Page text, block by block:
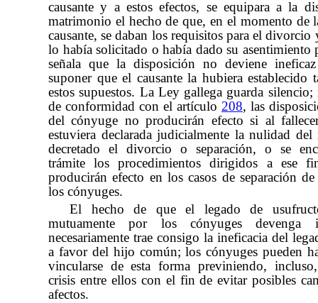
causante y a estos efectos, se equipara a la
matrimonio el hecho de que, en el momento de
causante, se daban los requisitos para el divorcio
lo había solicitado o había dado su asentimiento
señala que la disposición no deviene
suponer que el causante la hubiera establecido
estos supuestos. La Ley gallega guarda silencio;
de conformidad con el artículo 208, las
del cónyuge no producirán efecto si al
estuviera declarada judicialmente la nulidad
decretado el divorcio o separación, o se
trámite los procedimientos dirigidos a ese
producirán efecto en los casos de separación
los cónyuges.
El hecho de que el legado de
mutuamente por los cónyuges devenga
necesariamente trae consigo la ineficacia del
a favor del hijo común; los cónyuges pueden
vincularse de esta forma previniendo,
crisis entre ellos con el fin de evitar posibles
afectos.